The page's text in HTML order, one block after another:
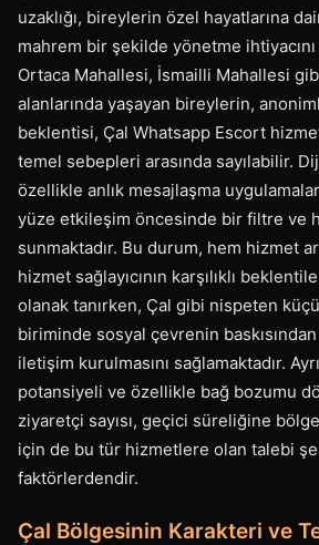
uzaklığı, bireylerin özel hayatlarına
mahrem bir şekilde yönetme
Ortaca Mahallesi, İsmailli Mahallesi
alanlarında yaşayan bireylerin,
beklentisi, Çal Whatsapp Escort
temel sebepleri arasında sayılabilir.
özellikle anlık mesajlaşma
yüze etkileşim öncesinde bir filtre ve
sunmaktadır. Bu durum, hem hizmet
hizmet sağlayıcının karşılıklı
olanak tanırken, Çal gibi nispeten
biriminde sosyal çevrenin
iletişim kurulmasını sağlamaktadır.
potansiyeli ve özellikle bağ bozumu
ziyaretçi sayısı, geçici süreliğine
için de bu tür hizmetlere olan talebi
faktörlerdendir.
Çal Bölgesinin Karakteri ve